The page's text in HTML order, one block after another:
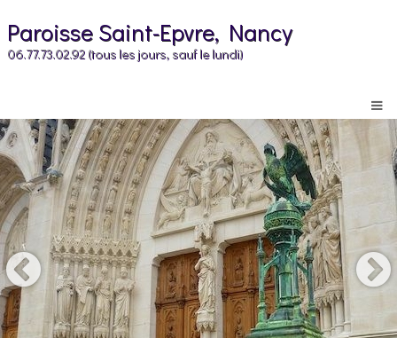
Paroisse Saint-Epvre, Nancy
06.77.73.02.92 (tous les jours, sauf le lundi)